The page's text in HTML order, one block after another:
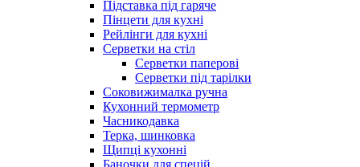
Підставка під гаряче
Пінцети для кухні
Рейлінги для кухні
Серветки на стіл
Серветки паперові
Серветки під тарілки
Соковижималка ручна
Кухонний термометр
Часникодавка
Терка, шинковка
Щипці кухонні
Баночки для спецій